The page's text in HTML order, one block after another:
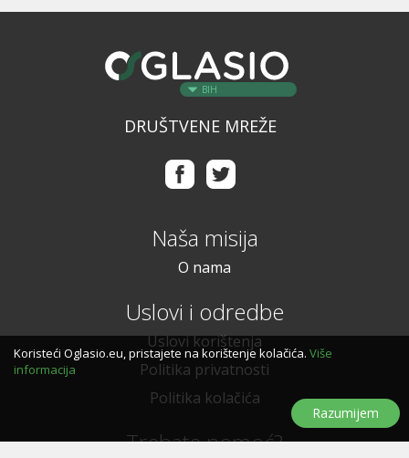
BIH
DRUŠTVENE MREŽE
Naša misija
O nama
Uslovi i odredbe
Uslovi korištenja
Politika privatnosti
Politika kolačića
Trebate pomoć?
Koristeći Oglasio.eu, pristajete na korištenje kolačića. Više
informacija
Razumijem